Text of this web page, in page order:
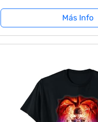
Más Info